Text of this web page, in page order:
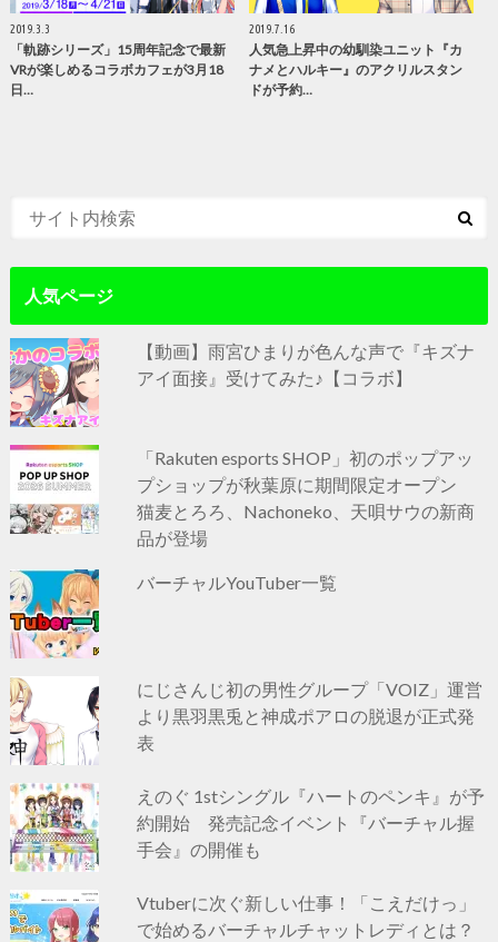
2019.3.3
「軌跡シリーズ」15周年記念で最新
VRが楽しめるコラボカフェが3月18
日…
2019.7.16
人気急上昇中の幼馴染ユニット『カ
ナメとハルキー』のアクリルスタン
ドが予約…
人気ページ
【動画】雨宮ひまりが色んな声で『キズナ
アイ面接』受けてみた♪【コラボ】
「Rakuten esports SHOP」初のポップアッ
プショップが秋葉原に期間限定オープン
猫麦とろろ、Nachoneko、天唄サウの新商
品が登場
バーチャルYouTuber一覧
にじさんじ初の男性グループ「VOIZ」運営
より黒羽黒兎と神成ポアロの脱退が正式発
表
えのぐ 1stシングル『ハートのペンキ』が予
約開始 発売記念イベント『バーチャル握
手会』の開催も
Vtuberに次ぐ新しい仕事！「こえだけっ」
で始めるバーチャルチャットレディとは？